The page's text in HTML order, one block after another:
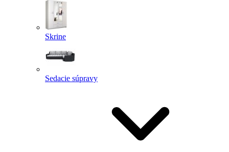
Skrine
Sedacie súpravy